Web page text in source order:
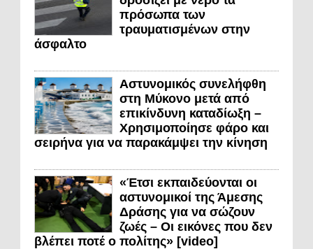
πρόσωπα των
τραυματισμένων στην
άσφαλτο
Αστυνομικός συνελήφθη
στη Μύκονο μετά από
επικίνδυνη καταδίωξη –
Χρησιμοποίησε φάρο και
σειρήνα για να παρακάμψει την κίνηση
«Έτσι εκπαιδεύονται οι
αστυνομικοί της Άμεσης
Δράσης για να σώζουν
ζωές – Οι εικόνες που δεν
βλέπει ποτέ ο πολίτης» [video]